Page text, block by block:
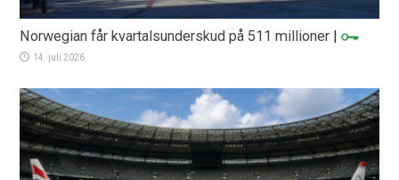
Norwegian får kvartalsunderskud på 511 millioner |
14. juli 2026